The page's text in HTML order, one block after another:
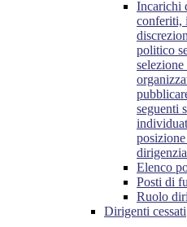
Incarichi
conferiti,
politico
seguenti
Elenco
Posti di
Ruolo
Dirigenti cessati